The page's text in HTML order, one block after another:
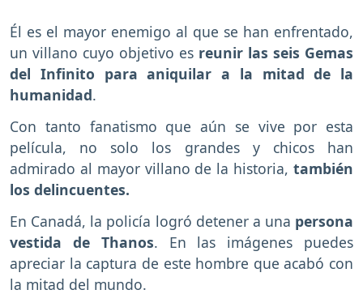
Él es el mayor enemigo al que se han enfrentado,
un villano cuyo objetivo es reunir las seis Gemas
del Infinito para aniquilar a la mitad de la
humanidad.
Con tanto fanatismo que aún se vive por esta
película, no solo los grandes y chicos han
admirado al mayor villano de la historia, también
los delincuentes.
En Canadá, la policía logró detener a una persona
vestida de Thanos. En las imágenes puedes
apreciar la captura de este hombre que acabó con
la mitad del mundo.